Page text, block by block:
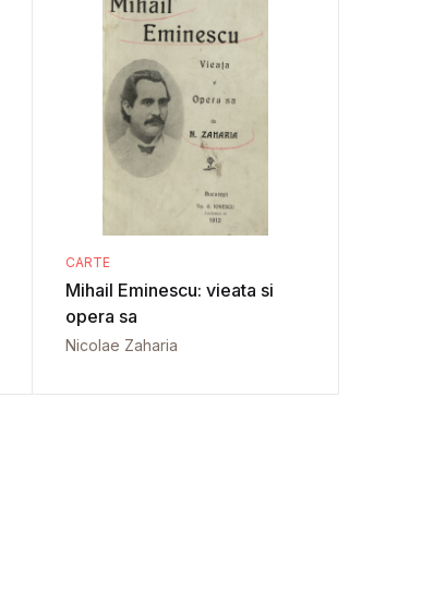
CARTE
Mihail Eminescu: vieata si
opera sa
Nicolae Zaharia